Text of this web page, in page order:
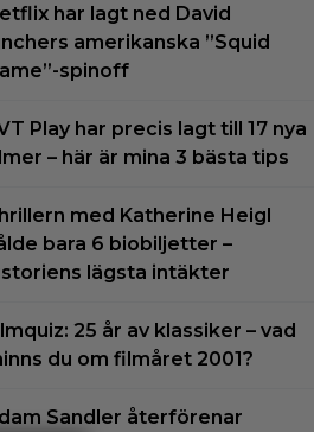
har lagt ned David
amerikanska ”Squid
spinoff
Play har precis lagt till 17 nya
– här är mina 3 bästa tips
med Katherine Heigl
bara 6 biobiljetter –
lägsta intäkter
25 år av klassiker – vad
du om filmåret 2001?
Sandler återförenar